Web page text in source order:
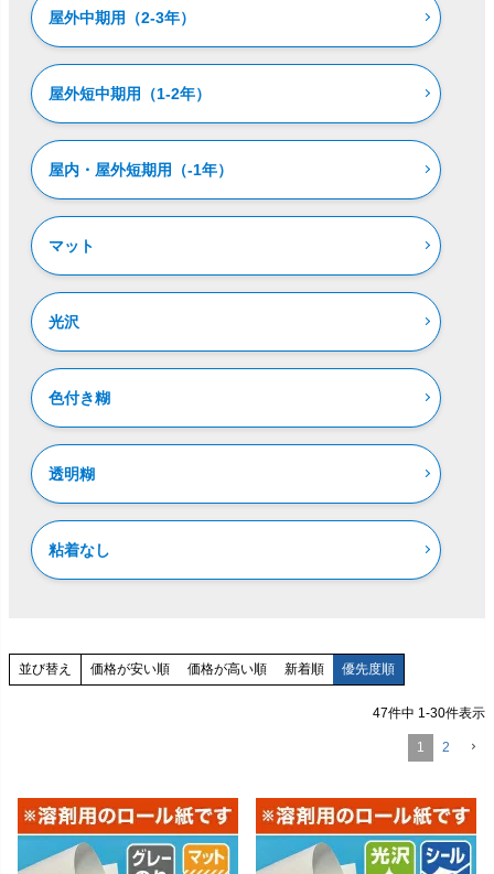
屋外中期用（2-3年）
屋外短中期用（1-2年）
屋内・屋外短期用（-1年）
マット
光沢
色付き糊
透明糊
粘着なし
並び替え 価格が安い順 価格が高い順 新着順 優先度順
47件中 1-30件表示
1 2